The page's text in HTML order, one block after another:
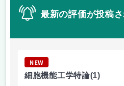
最新の評価が投稿
NEW
細胞機能工学特論(1)